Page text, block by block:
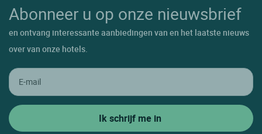
Abonneer u op onze nieuwsbrief
en ontvang interessante aanbiedingen van en het laatste nieuws
over van onze hotels.